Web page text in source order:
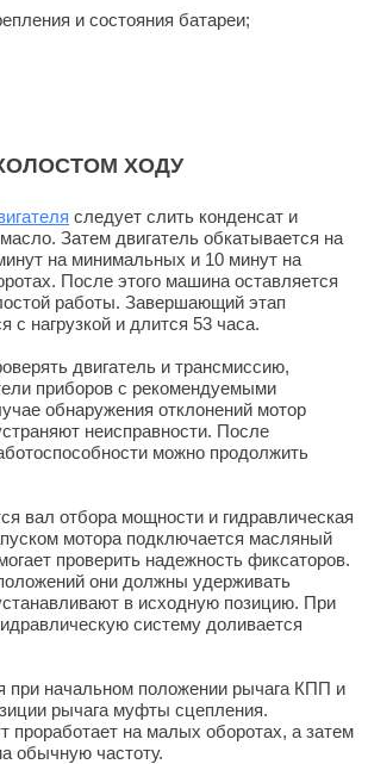
и состояния батареи;
ХОДУ
следует слить конденсат и
Затем двигатель обкатывается на
на минимальных и 10 минут на
После этого машина оставляется
работы. Завершающий этап
с нагрузкой и длится 53 часа.
двигатель и трансмиссию,
приборов с рекомендуемыми
обнаружения отклонений мотор
неисправности. После
можно продолжить
вал отбора мощности и гидравлическая
мотора подключается масляный
проверить надежность фиксаторов.
они должны удерживать
в исходную позицию. При
систему доливается
при начальном положении рычага КПП и
рычага муфты сцепления.
проработает на малых оборотах, а затем
обычную частоту.